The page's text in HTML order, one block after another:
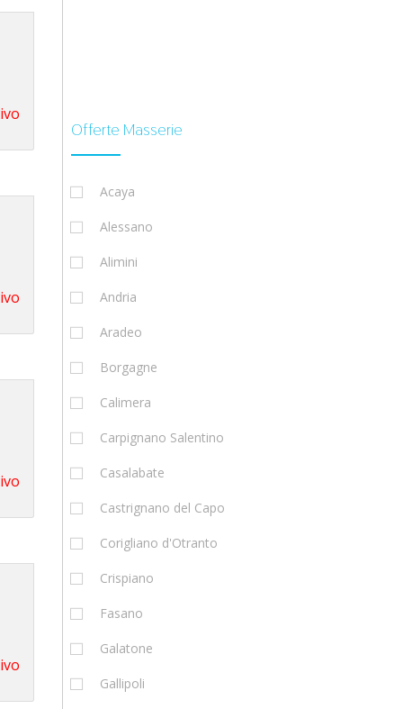
Offerte Masserie
Acaya
Alessano
Alimini
Andria
Aradeo
Borgagne
Calimera
Carpignano Salentino
Casalabate
Castrignano del Capo
Corigliano d'Otranto
Crispiano
Fasano
Galatone
Gallipoli